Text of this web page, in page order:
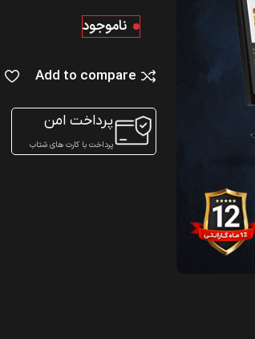
ناموجود
Add to compare
پرداخت امن
پرداخت با کارت های شتاب